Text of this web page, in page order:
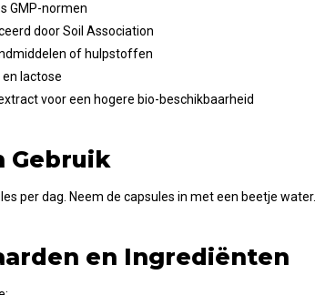
GMP-normen
door Soil Association
of hulpstoffen
en lactose
voor een hogere bio-beschikbaarheid
Gebruik
per dag. Neem de capsules in met een beetje water.
en Ingrediënten